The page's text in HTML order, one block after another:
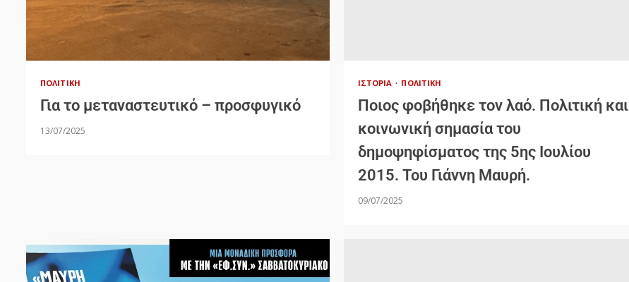
ΠΟΛΙΤΙΚΉ
Για το μεταναστευτικό – προσφυγικό
13/07/2025
ΙΣΤΟΡΊΑ ΠΟΛΙΤΙΚΉ
Ποιος φοβήθηκε τον λαό. Πολιτική και
κοινωνική σημασία του
δημοψηφίσματος της 5ης Ιουλίου
2015. Του Γιάννη Μαυρή.
09/07/2025